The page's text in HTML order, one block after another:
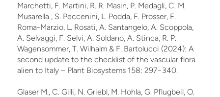
Marchetti, F. Martini, R. R. Masin, P. Medagli, C. M.
Musarella , S. Peccenini, L. Podda, F. Prosser, F.
Roma-Marzio, L. Rosati, A. Santangelo, A. Scoppola,
A. Selvaggi, F. Selvi, A. Soldano, A. Stinca, R. P.
Wagensommer, T. Wilhalm & F. Bartolucci (2024): A
second update to the checklist of the vascular flora
alien to Italy – Plant Biosystems 158: 297−340.
Glaser M., C. Gilli, N. Griebl, M. Hohla, G. Pflugbeil, O.